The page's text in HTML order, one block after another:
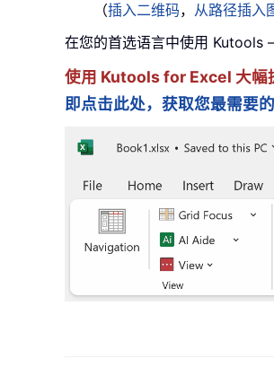
（插入二维码， 从路径插入
在您的首选语言中使用 Kutools
使用 Kutools for Excel 大幅
即点击此处，获取您最需要